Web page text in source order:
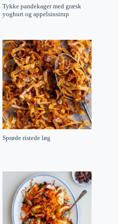
Tykke pandekager med græsk
yoghurt og appelsinsirup
Sprøde ristede løg